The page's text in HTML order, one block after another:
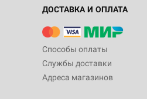
ДОСТАВКА И ОПЛАТА
Способы оплаты
Службы доставки
Адреса магазинов